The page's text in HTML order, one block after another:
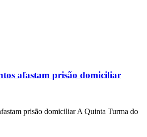
afastam prisão domiciliar
prisão domiciliar A Quinta Turma do